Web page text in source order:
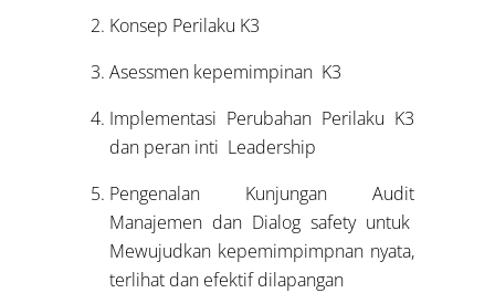
Konsep Perilaku K3
Asessmen kepemimpinan K3
Implementasi Perubahan Perilaku K3
dan peran inti Leadership
Pengenalan Kunjungan Audit
Manajemen dan Dialog safety untuk
Mewujudkan kepemimpimpnan nyata,
terlihat dan efektif dilapangan